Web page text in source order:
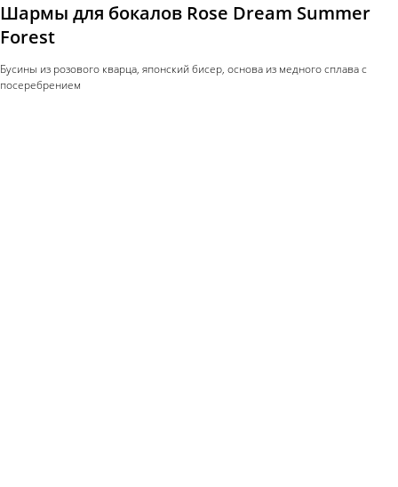
Шармы для бокалов Rose Dream Summer
Forest
Бусины из розового кварца, японский бисер, основа из медного сплава с
посеребрением